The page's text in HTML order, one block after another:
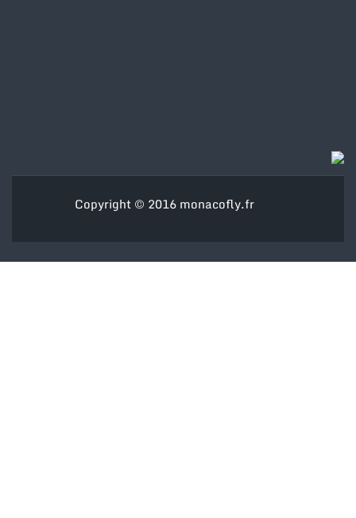
Copyright © 2016 monacofly.fr